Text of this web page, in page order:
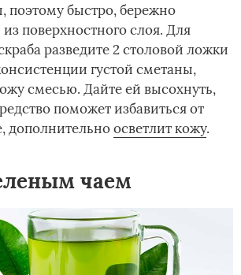
поэтому быстро, бережно
из поверхностного слоя. Для
разведите 2 столовой ложки
густой сметаны,
смесью. Дайте ей высохнуть,
поможет избавиться от
дополнительноосветлит кожу.
чаем